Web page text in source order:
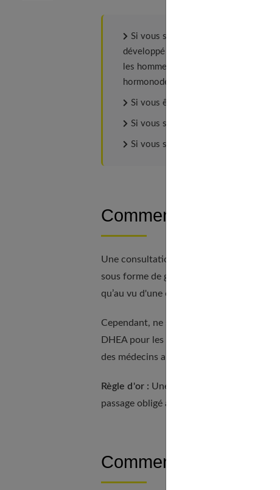
Si vous souffrez d'un cancer
développé ce type de cancer car la
les hommes) peut le réactiver. S'il
hormonodépendant.
Si vous êtes enceinte.
Si vous souffrez d'une insuffisance
Si vous suivez un traitement,
Comment se procurer
Une consultation s’impose : La
sous forme de gélules préparées par
qu’au vu d'une ordonnance établie par un
Cependant, ne soyez pas étonnés si
DHEA pour les uns et toute délivrance
des médecins a déconseillé à ces derniers
Règle d'or : Une consultation chez un
passage obligé avant toute prise de DHEA.
Comment se fait la